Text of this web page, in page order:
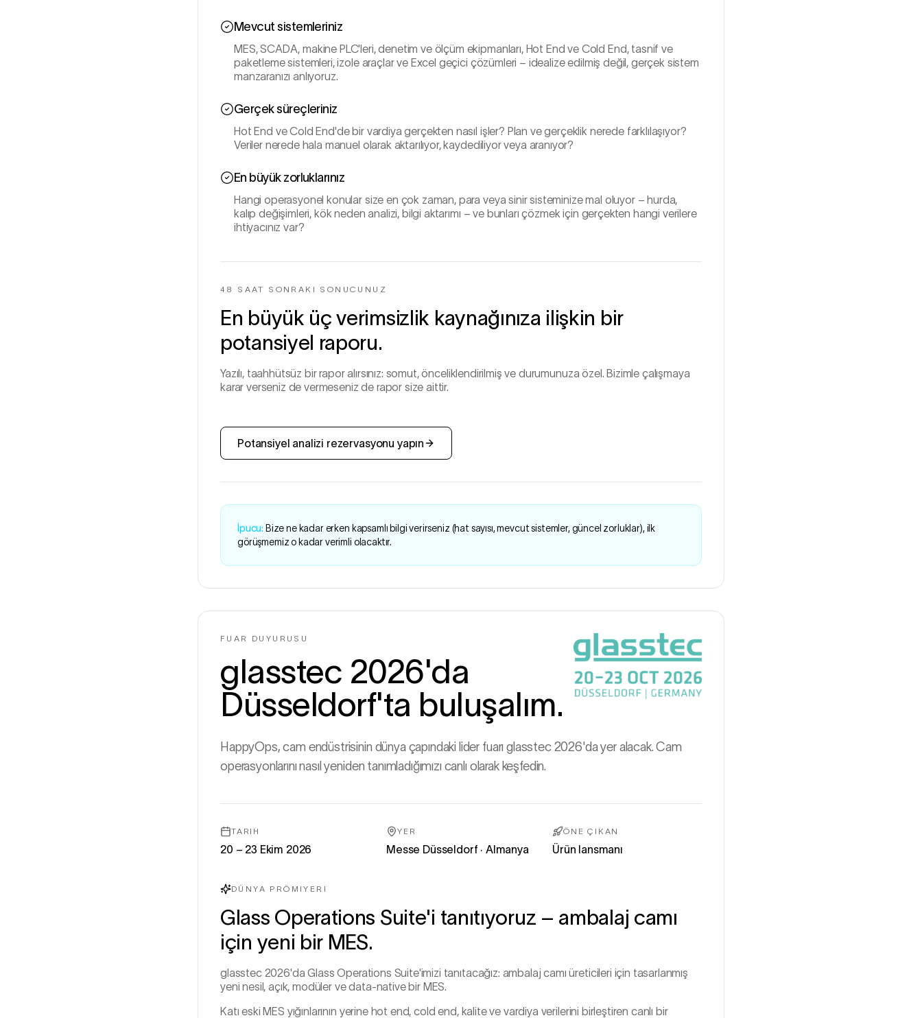
Mevcut sistemleriniz
MES, SCADA, makine PLC'leri, denetim ve ölçüm ekipmanları, Hot End ve Cold End, tasnif ve
paketleme sistemleri, izole araçlar ve Excel geçici çözümleri – idealize edilmiş değil, gerçek sistem
manzaranızı anlıyoruz.
Gerçek süreçleriniz
Hot End ve Cold End'de bir vardiya gerçekten nasıl işler? Plan ve gerçeklik nerede farklılaşıyor?
Veriler nerede hala manuel olarak aktarılıyor, kaydediliyor veya aranıyor?
En büyük zorluklarınız
Hangi operasyonel konular size en çok zaman, para veya sinir sisteminize mal oluyor – hurda,
kalıp değişimleri, kök neden analizi, bilgi aktarımı – ve bunları çözmek için gerçekten hangi verilere
ihtiyacınız var?
48 SAAT SONRAKI SONUCUNUZ
En büyük üç verimsizlik kaynağınıza ilişkin bir
potansiyel raporu.
Yazılı, taahhütsüz bir rapor alırsınız: somut, önceliklendirilmiş ve durumunuza özel. Bizimle çalışmaya
karar verseniz de vermeseniz de rapor size aittir.
Potansiyel analizi rezervasyonu yapın
İpucu: Bize ne kadar erken kapsamlı bilgi verirseniz (hat sayısı, mevcut sistemler, güncel zorluklar), ilk
görüşmemiz o kadar verimli olacaktır.
FUAR DUYURUSU
glasstec 2026'da
Düsseldorf'ta buluşalım.
HappyOps, cam endüstrisinin dünya çapındaki lider fuarı glasstec 2026'da yer alacak. Cam
operasyonlarını nasıl yeniden tanımladığımızı canlı olarak keşfedin.
TARIH
20 – 23 Ekim 2026
YER
Messe Düsseldorf · Almanya
ÖNE ÇIKAN
Ürün lansmanı
DÜNYA PRÖMIYERI
Glass Operations Suite'i tanıtıyoruz – ambalaj camı
için yeni bir MES.
glasstec 2026'da Glass Operations Suite'imizi tanıtacağız: ambalaj camı üreticileri için tasarlanmış
yeni nesil, açık, modüler ve data-native bir MES.
Katı eski MES yığınlarının yerine hot end, cold end, kalite ve vardiya verilerini birleştiren canlı bir